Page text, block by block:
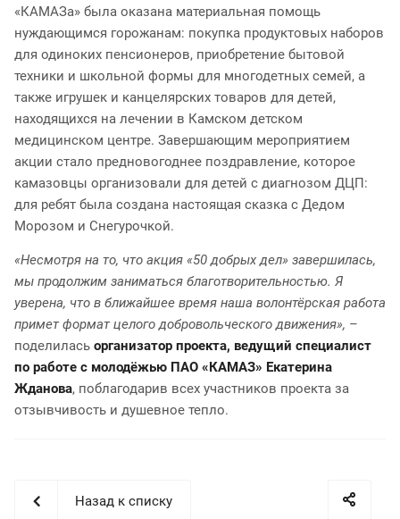
«КАМАЗа» была оказана материальная помощь
нуждающимся горожанам: покупка продуктовых наборов
для одиноких пенсионеров, приобретение бытовой
техники и школьной формы для многодетных семей, а
также игрушек и канцелярских товаров для детей,
находящихся на лечении в Камском детском
медицинском центре. Завершающим мероприятием
акции стало предновогоднее поздравление, которое
камазовцы организовали для детей с диагнозом ДЦП:
для ребят была создана настоящая сказка с Дедом
Морозом и Снегурочкой.
«Несмотря на то, что акция «50 добрых дел» завершилась,
мы продолжим заниматься благотворительностью. Я
уверена, что в ближайшее время наша волонтёрская работа
примет формат целого добровольческого движения», –
поделилась организатор проекта, ведущий специалист
по работе с молодёжью ПАО «КАМАЗ» Екатерина
Жданова, поблагодарив всех участников проекта за
отзывчивость и душевное тепло.
Назад к списку